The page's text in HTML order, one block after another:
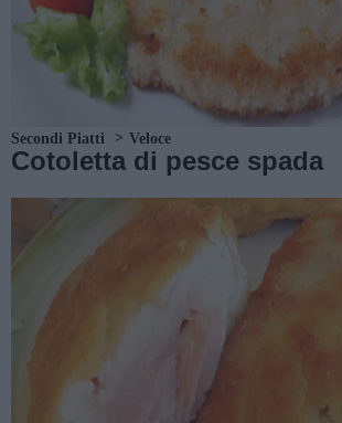
Secondi Piatti Veloce
Cotoletta di pesce spada